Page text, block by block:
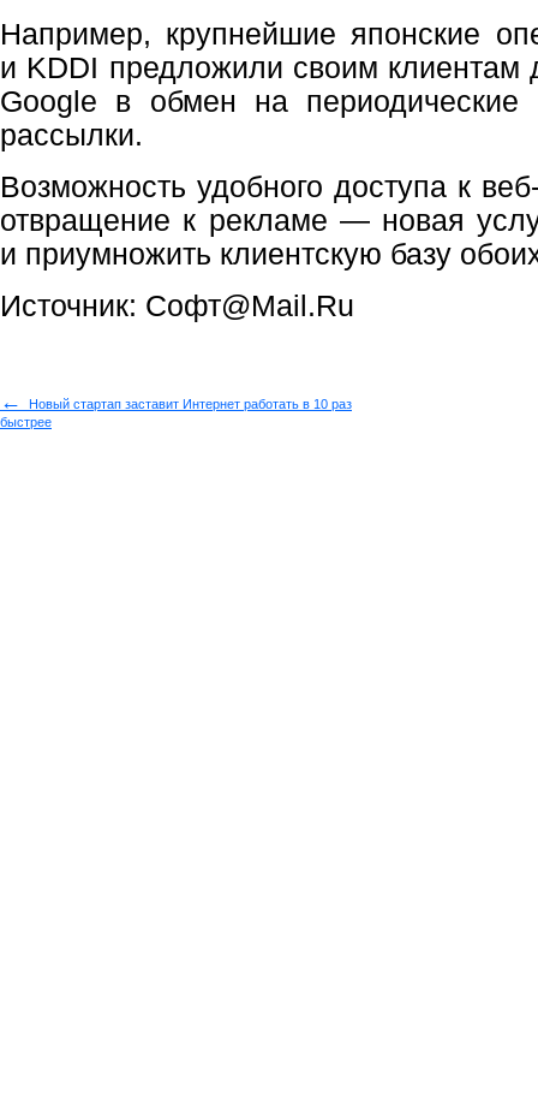
Например, крупнейшие японские
и KDDI предложили своим клиентам
Google в обмен на
рассылки.
Возможность удобного доступа к
отвращение к рекламе — новая
и приумножить клиентскую базу
Источник: Софт@Mail.Ru
←
Новый стартап заставит Интернет работать в 10 раз
быстрее